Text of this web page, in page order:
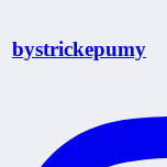
bystrickepumy